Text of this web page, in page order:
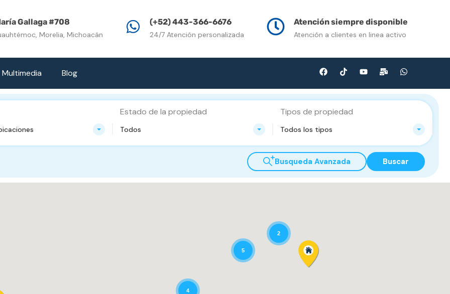
Propiedades en Venta Contacto Multimedia
Gallaga #708
Morelia, Michoacán
(+52) 443-366-6676
24/7 Atención personalizada
Atención siempre disponible
Atención a clientes en linea activo
Multimedia Blog
Estado de la propiedad
Todos
Tipos de propiedad
Todos los tipos
Busqueda Avanzada Buscar
4
2
5